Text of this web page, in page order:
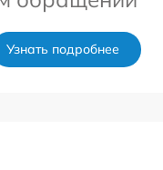
Узнать подробнее